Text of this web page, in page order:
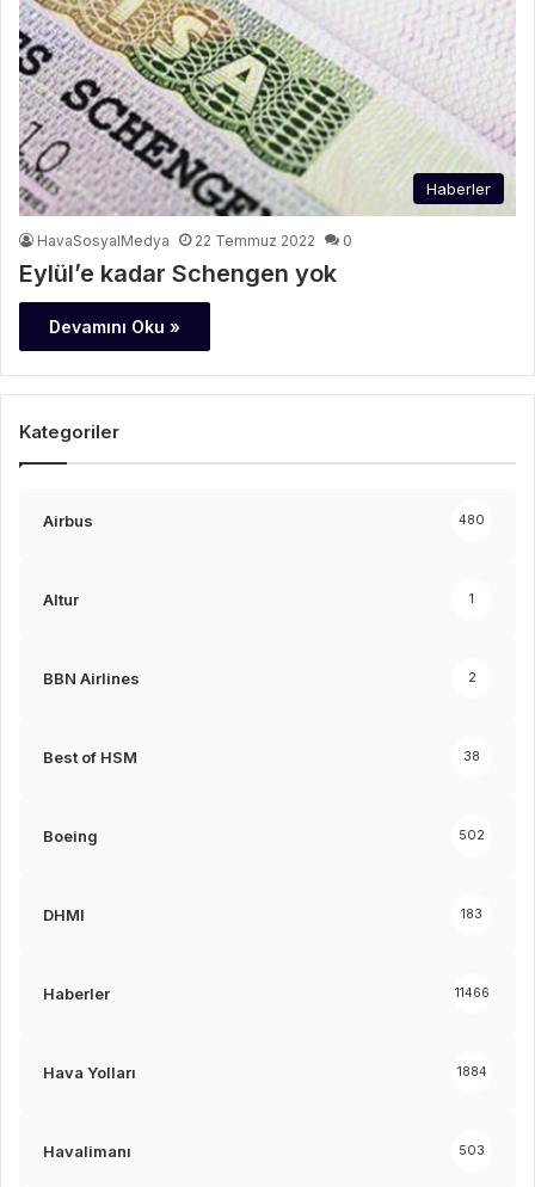
Haberler
HavaSosyalMedya 22 Temmuz 2022 0
Eylül’e kadar Schengen yok
Devamını Oku »
Kategoriler
Airbus 480
Altur 1
BBN Airlines 2
Best of HSM 38
Boeing 502
DHMI 183
Haberler 11466
Hava Yolları 1884
Havalimanı 503